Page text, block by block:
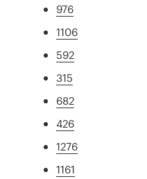
976
1106
592
315
682
426
1276
1161